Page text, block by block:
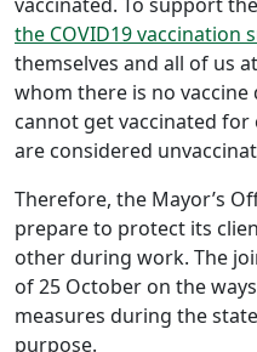
the COVID19 vaccination
themselves and all of us
whom there is no
cannot get vaccinated
are considered
Therefore, the Mayor’s
prepare to protect its
other during work. The
of 25 October on the
measures during the
purpose.